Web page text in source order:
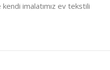
imalatımız ev tekstili